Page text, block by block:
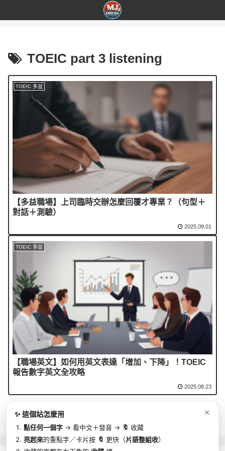
TOEIC part 3 listening
TOEIC 多益
【多益職場】上司臨時交辦怎麼回覆才專業？（句型＋
對話＋測驗）
2025.09.01
TOEIC 多益
【職場英文】如何用英文表達「增加、下降」！TOEIC
報告數字英文全攻略
2025.08.23
✨ 這個站怎麼用
點任何一個字 → 看中文＋發音 → 🔖 收藏
亮起來的重點字／卡片按 🔖 更快（片語整組收）
✕